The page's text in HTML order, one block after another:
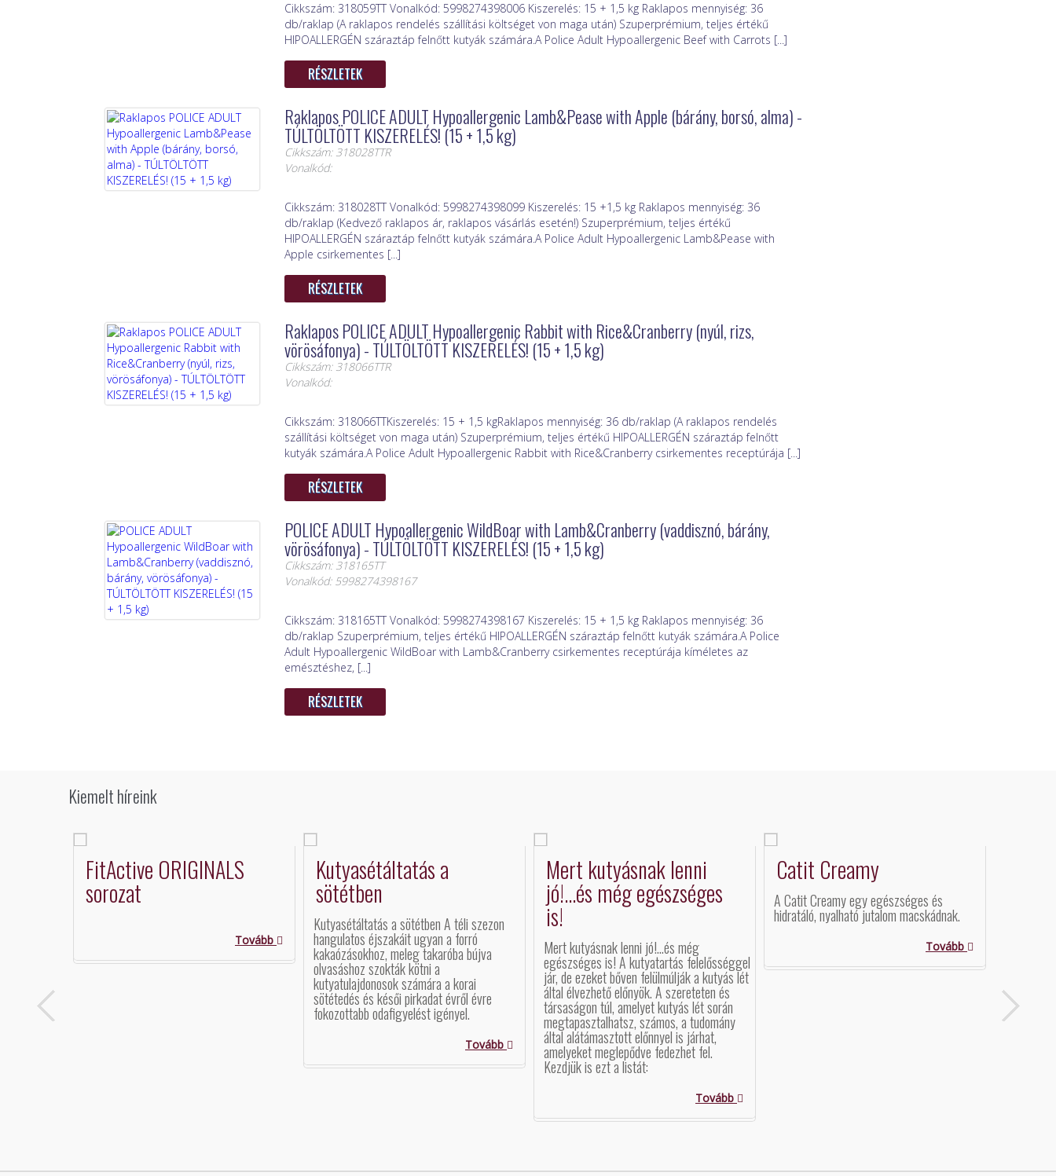
Cikkszám: 318059TT Vonalkód: 5998274398006 Kiszerelés: 15 + 1,5 kg Raklapos mennyiség: 36
db/raklap (A raklapos rendelés szállítási költséget von maga után) Szuperprémium, teljes értékű
HIPOALLERGÉN száraztáp felnőtt kutyák számára.A Police Adult Hypoallergenic Beef with Carrots [...]
RÉSZLETEK
Raklapos POLICE ADULT Hypoallergenic Lamb&Pease with Apple (bárány, borsó, alma) -
TÚLTÖLTÖTT KISZERELÉS! (15 + 1,5 kg)
Cikkszám: 318028TTR
Vonalkód:
Cikkszám: 318028TT Vonalkód: 5998274398099 Kiszerelés: 15 +1,5 kg Raklapos mennyiség: 36
db/raklap (Kedvező raklapos ár, raklapos vásárlás esetén!) Szuperprémium, teljes értékű
HIPOALLERGÉN száraztáp felnőtt kutyák számára.A Police Adult Hypoallergenic Lamb&Pease with
Apple csirkementes [...]
RÉSZLETEK
Raklapos POLICE ADULT Hypoallergenic Rabbit with Rice&Cranberry (nyúl, rizs,
vörösáfonya) - TÚLTÖLTÖTT KISZERELÉS! (15 + 1,5 kg)
Cikkszám: 318066TTR
Vonalkód:
Cikkszám: 318066TTKiszerelés: 15 + 1,5 kgRaklapos mennyiség: 36 db/raklap (A raklapos rendelés
szállítási költséget von maga után) Szuperprémium, teljes értékű HIPOALLERGÉN száraztáp felnőtt
kutyák számára.A Police Adult Hypoallergenic Rabbit with Rice&Cranberry csirkementes receptúrája [...]
RÉSZLETEK
POLICE ADULT Hypoallergenic WildBoar with Lamb&Cranberry (vaddisznó, bárány,
vörösáfonya) - TÚLTÖLTÖTT KISZERELÉS! (15 + 1,5 kg)
Cikkszám: 318165TT
Vonalkód: 5998274398167
Cikkszám: 318165TT Vonalkód: 5998274398167 Kiszerelés: 15 + 1,5 kg Raklapos mennyiség: 36
db/raklap Szuperprémium, teljes értékű HIPOALLERGÉN száraztáp felnőtt kutyák számára.A Police
Adult Hypoallergenic WildBoar with Lamb&Cranberry csirkementes receptúrája kíméletes az
emésztéshez, [...]
RÉSZLETEK
Kiemelt híreink
FitActive ORIGINALS
sorozat
Tovább
Kutyasétáltatás a
sötétben
Kutyasétáltatás a sötétben A téli szezon
hangulatos éjszakáit ugyan a forró
kakaózásokhoz, meleg takaróba bújva
olvasáshoz szokták kötni a
kutyatulajdonosok számára a korai
sötétedés és késői pirkadat évről évre
fokozottabb odafigyelést igényel.
Tovább
Mert kutyásnak lenni
jó!...és még egészséges
is!
Mert kutyásnak lenni jó!...és még
egészséges is! A kutyatartás felelősséggel
jár, de ezeket bőven felülmúlják a kutyás lét
által élvezhető előnyök. A szereteten és
társaságon túl, amelyet kutyás lét során
megtapasztalhatsz, számos, a tudomány
által alátámasztott előnnyel is járhat,
amelyeket meglepődve fedezhet fel.
Kezdjük is ezt a listát:
Tovább
Catit Creamy
A Catit Creamy egy egészséges és
hidratáló, nyalható jutalom macskádnak.
Tovább